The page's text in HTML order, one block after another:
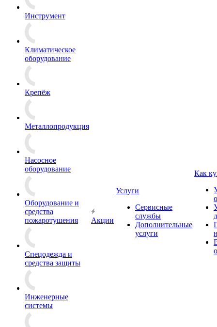
Инструмент
Климатическое
оборудование
Крепёж
Металлопродукция
Насосное
оборудование
Оборудование и
средства
пожаротушения
Спецодежда и
средства защиты
Инженерные
системы
Акции
Услуги
Сервисные
службы
Дополнительные
услуги
Как